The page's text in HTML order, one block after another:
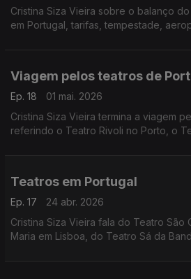
Cristina Siza Vieira sobre o balanço do
em Portugal, tarifas, tempestade,
Viagem pelos teatros de
Ep. 18
01 mai. 2026
Cristina Siza Vieira termina a viagem
referindo o Teatro Rivoli no Porto, o
Teatros em Portugal
Ep. 17
24 abr. 2026
Cristina Siza Vieira fala do Teatro São
Maria em Lisboa, do Teatro Sá da